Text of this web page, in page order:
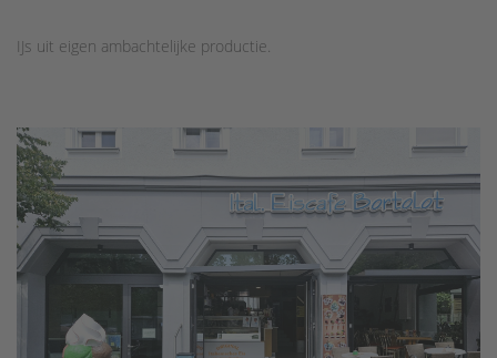
IJs uit eigen ambachtelijke productie.